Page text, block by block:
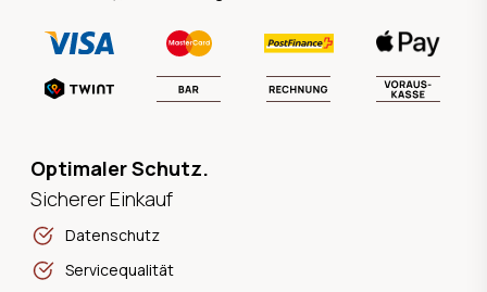
Optimaler Schutz.
Sicherer Einkauf
Datenschutz
Servicequalität